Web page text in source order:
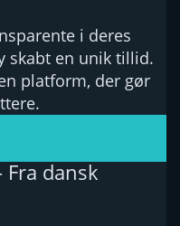
i deres
skabt en unik tillid.
platform, der gør
Fra dansk